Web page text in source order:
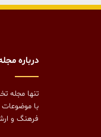
درباره
تنها مجله
با موضوعات
فرهنگ و